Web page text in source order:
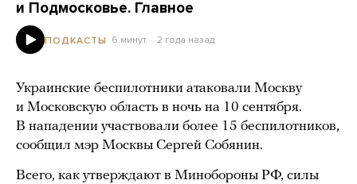
и Подмосковье. Главное
ПОДКАСТЫ 6 минут 2 года назад
Украинские беспилотники атаковали Москву
и Московскую область в ночь на 10 сентября.
В нападении участвовали более 15 беспилотников,
сообщил мэр Москвы Сергей Собянин.
Всего, как утверждают в Минобороны РФ, силы